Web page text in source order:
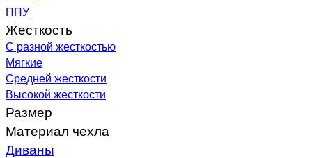
ППУ
Жесткость
С разной жесткостью
Мягкие
Средней жесткости
Высокой жесткости
Размер
Материал чехла
Диваны